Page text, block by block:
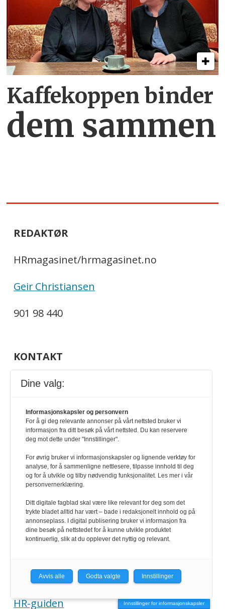
Kaffekoppen binder
dem sammen
REDAKTØR
HRmagasinet/hrmagasinet.no
Geir Christiansen
901 98 440
KONTAKT
redaksjonen@hrmagasinet.no
annonse@hrmagasinet.no
abonnement@hrmagasinet.no
SNARVEIER
Kontakt
Abonnement
Annonser
HR-guiden
Innstillinger for informasjonskapsler
Dine valg:
Informasjonskapsler og personvern
For å gi deg relevante annonser på vårt nettsted bruker vi
informasjon fra ditt besøk på vårt nettsted. Du kan reservere
deg mot dette under "Innstillinger".
For øvrig bruker vi informasjonskapsler og lignende verktøy for
analyse, for å sammenligne nettlesere, tilpasse innhold til deg
og for å utvikle og tilby nødvendig funksjonalitet. Les mer i vår
personvernerklæring.
Ditt digitale fagblad skal være like relevant for deg som det
trykte bladet alltid har vært – bade i redaksjonelt innhold og på
annonseplass. I digital publisering bruker vi informasjon fra
dine besøk på nettstedet for å kunne utvikle produktet
kontinuerlig, slik at du opplever det nyttig og relevant.
Avvis alle Godta valgte Innstillinger